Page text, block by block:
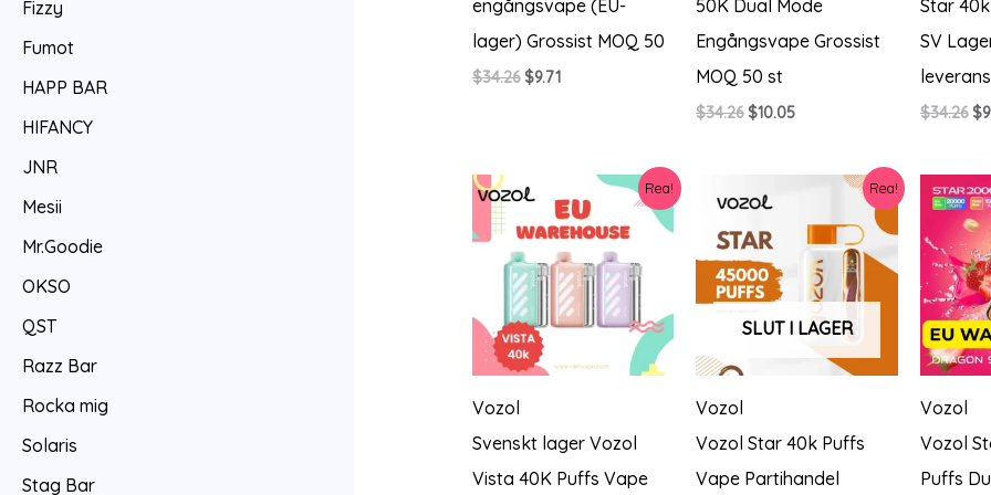
Fizzy
Fumot
HAPP BAR
HIFANCY
JNR
Mesii
Mr.Goodie
OKSO
QST
Razz Bar
Rocka mig
Solaris
Stag Bar
engångsvape (EU-
lager) Grossist MOQ 50
$34.26 Det
$9.71Det
50K Dual Mode
Engångsvape Grossist
MOQ 50 st
$34.26 Det
$34.26.
$10.05Det
är:
Star
SV
leverans
$34.26 $
Rea!
Vozol
Svenskt lager Vozol
Vista 40K Puffs Vape
Rea!
SLUT I LAGER
Vozol
Vozol Star 40k Puffs
Vape Partihandel
Vozol
Vozol
Puffs